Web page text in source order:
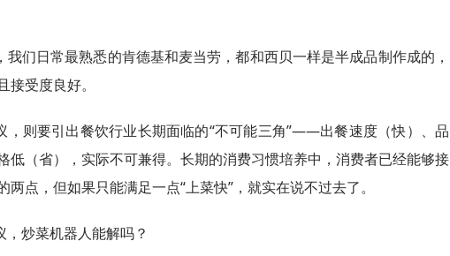
我们日常最熟悉的肯德基和麦当劳，都和西贝一样是半成品制作成的，
受度良好。
，则要引出餐饮行业长期面临的“不可能三角”——出餐速度（快）、品
低（省），实际不可兼得。长期的消费习惯培养中，消费者已经能够接
两点，但如果只能满足一点“上菜快”，就实在说不过去了。
，炒菜机器人能解吗？